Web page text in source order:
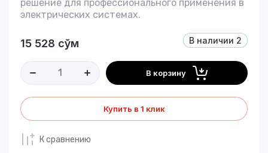
решение для профессионального применения в
электрических системах.
В наличии 2
15 528 сўм
В корзину
Купить в 1 клик
К сравнению